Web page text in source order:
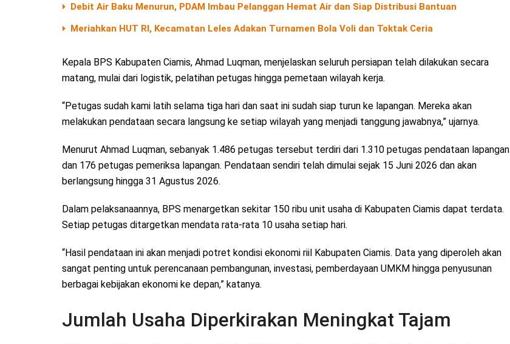
Debit Air Baku Menurun, PDAM Imbau Pelanggan Hemat Air dan Siap Distribusi Bantuan
Meriahkan HUT RI, Kecamatan Leles Adakan Turnamen Bola Voli dan Toktak Ceria
Kepala BPS Kabupaten Ciamis, Ahmad Luqman, menjelaskan seluruh persiapan telah dilakukan secara
matang, mulai dari logistik, pelatihan petugas hingga pemetaan wilayah kerja.
“Petugas sudah kami latih selama tiga hari dan saat ini sudah siap turun ke lapangan. Mereka akan
melakukan pendataan secara langsung ke setiap wilayah yang menjadi tanggung jawabnya,” ujarnya.
Menurut Ahmad Luqman, sebanyak 1.486 petugas tersebut terdiri dari 1.310 petugas pendataan lapangan
dan 176 petugas pemeriksa lapangan. Pendataan sendiri telah dimulai sejak 15 Juni 2026 dan akan
berlangsung hingga 31 Agustus 2026.
Dalam pelaksanaannya, BPS menargetkan sekitar 150 ribu unit usaha di Kabupaten Ciamis dapat terdata.
Setiap petugas ditargetkan mendata rata-rata 10 usaha setiap hari.
“Hasil pendataan ini akan menjadi potret kondisi ekonomi riil Kabupaten Ciamis. Data yang diperoleh akan
sangat penting untuk perencanaan pembangunan, investasi, pemberdayaan UMKM hingga penyusunan
berbagai kebijakan ekonomi ke depan,” katanya.
Jumlah Usaha Diperkirakan Meningkat Tajam